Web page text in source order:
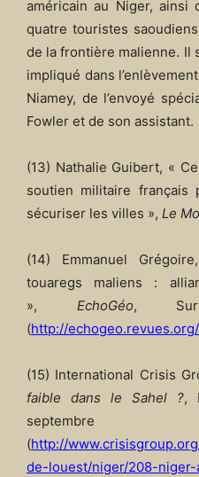
américain au Niger, ainsi
quatre touristes
de la frontière malienne. Il
impliqué dans
Niamey, de l’envoyé
Fowler et de son assistant.
(13) Nathalie Guibert, «
soutien militaire
sécuriser les villes », Le
(14) Emmanuel
touaregs maliens :
», EchoGéo,
(http://
(15) International Crisis
faible dans le Sahel ?,
(http://
de-louest/niger/208-